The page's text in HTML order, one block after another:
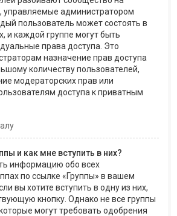
управляемые администратором
пользователь может состоять в
и каждой группе могут быть
права доступа. Это
назначение прав доступа
количеству пользователей,
модераторских прав или
доступа к приватным
и как мне вступить в них?
информацию обо всех
по ссылке «Группы» в вашем
вы хотите вступить в одну из них,
кнопку. Однако не все группы
могут требовать одобрения